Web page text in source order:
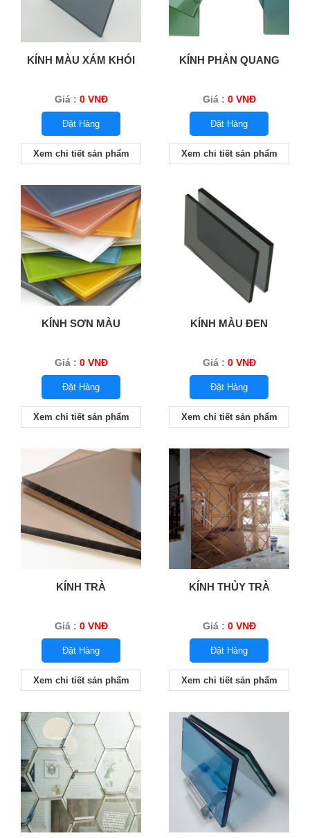
KÍNH MÀU XÁM KHÓI
Giá : 0 VNĐ
Đặt Hàng
Xem chi tiết sản phẩm
KÍNH PHẢN QUANG
Giá : 0 VNĐ
Đặt Hàng
Xem chi tiết sản phẩm
KÍNH SƠN MÀU
Giá : 0 VNĐ
Đặt Hàng
Xem chi tiết sản phẩm
KÍNH MÀU ĐEN
Giá : 0 VNĐ
Đặt Hàng
Xem chi tiết sản phẩm
KÍNH TRÀ
Giá : 0 VNĐ
Đặt Hàng
Xem chi tiết sản phẩm
KÍNH THỦY TRÀ
Giá : 0 VNĐ
Đặt Hàng
Xem chi tiết sản phẩm